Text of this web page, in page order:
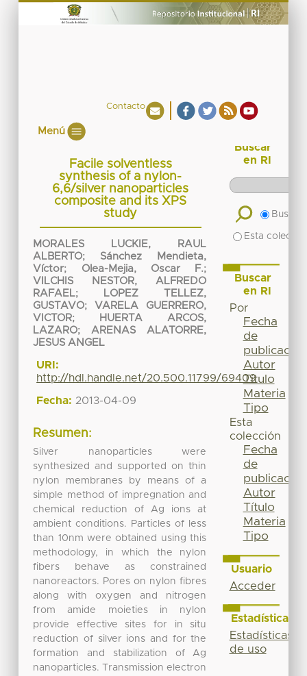
Contacto
Menú
Facile solventless
synthesis of a nylon-
6,6/silver nanoparticles
composite and its XPS
study
MORALES LUCKIE, RAUL
ALBERTO; Sánchez Mendieta,
Víctor; Olea-Mejia, Oscar F.;
VILCHIS NESTOR, ALFREDO
RAFAEL;
LOPEZ TELLEZ,
GUSTAVO; VARELA GUERRERO,
VICTOR;
HUERTA ARCOS,
LAZARO;ARENAS ALATORRE,
JESUS ANGEL
URI:
http://hdl.handle.net/20.500.11799/69409
Fecha: 2013-04-09
Resumen:
Silver nanoparticles were
synthesized and supported on thin
nylon membranes by means of a
simple method of impregnation and
chemical reduction of Ag ions at
ambient conditions. Particles of less
than 10nm were obtained using this
methodology, in which the nylon
fibers behave as constrained
nanoreactors. Pores on nylon fibres
along with oxygen and nitrogen
from amide moieties in nylon
provide effective sites for in situ
reduction of silver ions and for the
formation and stabilization of Ag
nanoparticles. Transmission electron
Buscar
en RI
Buscar
Esta
Buscar
en RI
Por
Fecha
de
publicación
Autor
Título
Materia
Tipo
Esta
colección
Fecha
de
publicación
Autor
Título
Materia
Tipo
Usuario
Acceder
Estadísticas
Estadísticas
de uso